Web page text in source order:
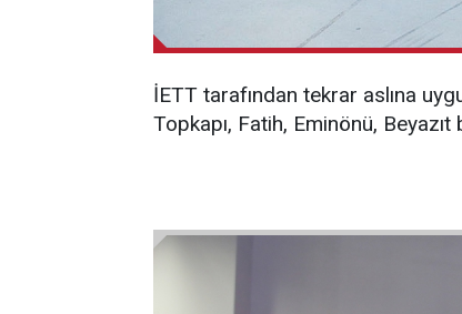
İETT tarafından tekrar aslına
Topkapı, Fatih, Eminönü,